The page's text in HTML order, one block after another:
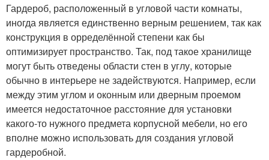
Гардероб, расположенный в угловой части комнаты,
иногда является единственно верным решением, так как
конструкция в орределённой степени как бы
оптимизирует пространство. Так, под такое хранилище
могут быть отведены области стен в углу, которые
обычно в интерьере не задействуются. Например, если
между этим углом и оконным или дверным проемом
имеется недостаточное расстояние для установки
какого-то нужного предмета корпусной мебели, но его
вполне можно использовать для создания угловой
гардеробной.